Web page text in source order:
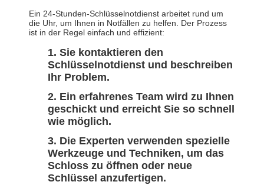
Ein 24-Stunden-Schlüsselnotdienst arbeitet rund um
die Uhr, um Ihnen in Notfällen zu helfen. Der Prozess
ist in der Regel einfach und effizient:
Sie kontaktieren den
Schlüsselnotdienst und beschreiben
Ihr Problem.
Ein erfahrenes Team wird zu Ihnen
geschickt und erreicht Sie so schnell
wie möglich.
Die Experten verwenden spezielle
Werkzeuge und Techniken, um das
Schloss zu öffnen oder neue
Schlüssel anzufertigen.